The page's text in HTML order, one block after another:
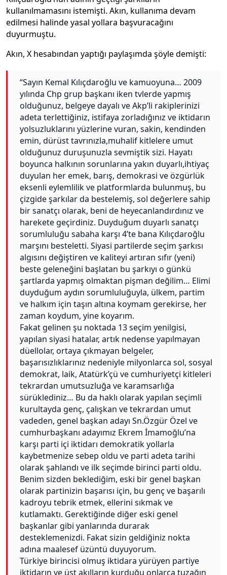
kullanılmamasını istemişti. Akın, kullanıma devam
edilmesi halinde yasal yollara başvuracağını
duyurmuştu.
Akın, X hesabından yaptığı paylaşımda şöyle demişti:
“Sayın Kemal Kılıçdaroğlu ve kamuoyuna… 2009
yılında Chp grup başkanı iken tvlerde yapmış
olduğunuz, belgeye dayalı ve Akp’li rakiplerinizi
adeta terlettiğiniz, istifaya zorladığınız ve iktidarın
yolsuzluklarını yüzlerine vuran, sakin, kendinden
emin, dürüst tavrınızla,muhalif kitlelere umut
olduğunuz duruşunuzla sevmiştik sizi. Hayatı
boyunca halkının sorunlarına yakın duyarlı,ihtiyaç
duyulan her emek, barış, demokrasi ve özgürlük
eksenli eylemlilik ve platformlarda bulunmuş, bu
çizgide şarkılar da bestelemiş, sol değerlere sahip
bir sanatçı olarak, beni de heyecanlandırdınız ve
harekete geçirdiniz. Duyduğum duyarlı sanatçı
sorumluluğu sabaha karşı 4’te bana Kılıçdaroğlu
marşını besteletti. Siyasi partilerde seçim şarkısı
algısını değiştiren ve kaliteyi artıran sıfır (yeni)
beste geleneğini başlatan bu şarkıyı o günkü
şartlarda yapmış olmaktan pişman değilim… Elimi
duyduğum aydın sorumluluğuyla, ülkem, partim
ve halkım için taşın altına koymam gerekirse, her
zaman koydum, yine koyarım.
Fakat gelinen şu noktada 13 seçim yenilgisi,
yapılan siyasi hatalar, artık nedense yapılmayan
düellolar, ortaya çıkmayan belgeler,
başarısızlıklarınız nedeniyle milyonlarca sol, sosyal
demokrat, laik, Atatürk’çü ve cumhuriyetçi kitleleri
tekrardan umutsuzluğa ve karamsarlığa
sürüklediniz… Bu da haklı olarak yapılan seçimli
kurultayda genç, çalışkan ve tekrardan umut
vadeden, genel başkan adayı Sn.Özgür Özel ve
cumhurbaşkanı adayımız Ekrem İmamoğlu’na
karşı parti içi iktidarı demokratik yollarla
kaybetmenize sebep oldu ve parti adeta tarihi
olarak şahlandı ve ilk seçimde birinci parti oldu.
Benim sizden beklediğim, eski bir genel başkan
olarak partinizin başarısı için, bu genç ve başarılı
kadroyu tebrik etmek, ellerini sıkmak ve
kutlamaktı. Gerektiğinde diğer eski genel
başkanlar gibi yanlarında durarak
desteklemenizdi. Fakat sizin geldiğiniz nokta
adına maalesef üzüntü duyuyorum.
Türkiye birincisi olmuş iktidara yürüyen partiye
iktidarın ve üst akılların kurduğu onlarca tuzağın